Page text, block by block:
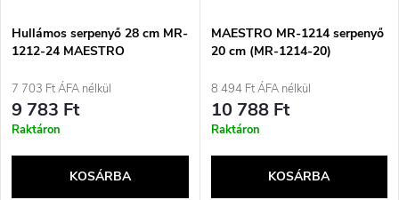
e
k
r
é
k
e
k
Hullámos serpenyő 28 cm MR-
1212-24 MAESTRO
7 703 Ft ÁFA nélkül
9 783 Ft
Raktáron
KOSÁRBA
MAESTRO MR-1214 serpenyő
20 cm (MR-1214-20)
8 494 Ft ÁFA nélkül
10 788 Ft
Raktáron
KOSÁRBA